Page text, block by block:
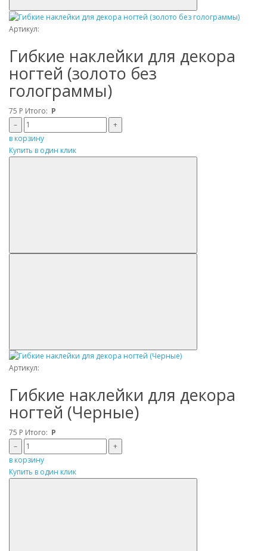
Артикул:
Гибкие наклейки для декора
ногтей (золото без
голограммы)
75 Р Итого: Р
–
+
в корзину
Купить в один клик
Артикул:
Гибкие наклейки для декора
ногтей (Черные)
75 Р Итого: Р
–
+
в корзину
Купить в один клик